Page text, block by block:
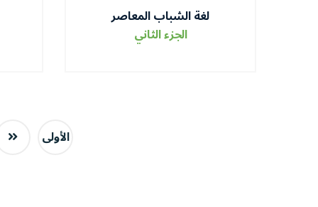
لغة الشباب المعاصر
الجزء الثاني
الأولى